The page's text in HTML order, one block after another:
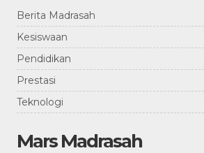
Berita Madrasah
Kesiswaan
Pendidikan
Prestasi
Teknologi
Mars Madrasah